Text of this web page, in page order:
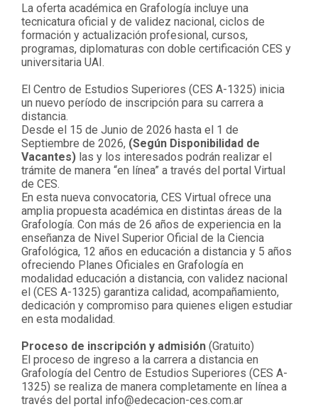
La oferta académica en Grafología incluye una
tecnicatura oficial y de validez nacional, ciclos de
formación y actualización profesional, cursos,
programas, diplomaturas con doble certificación CES y
universitaria UAI.
El Centro de Estudios Superiores (CES A-1325) inicia
un nuevo período de inscripción para su carrera a
distancia.
Desde el 15 de Junio de 2026 hasta el 1 de
Septiembre de 2026, (Según Disponibilidad de
Vacantes) las y los interesados podrán realizar el
trámite de manera “en línea” a través del portal Virtual
de CES.
En esta nueva convocatoria, CES Virtual ofrece una
amplia propuesta académica en distintas áreas de la
Grafología. Con más de 26 años de experiencia en la
enseñanza de Nivel Superior Oficial de la Ciencia
Grafológica, 12 años en educación a distancia y 5 años
ofreciendo Planes Oficiales en Grafología en
modalidad educación a distancia, con validez nacional
el (CES A-1325) garantiza calidad, acompañamiento,
dedicación y compromiso para quienes eligen estudiar
en esta modalidad.
Proceso de inscripción y admisión (Gratuito)
El proceso de ingreso a la carrera a distancia en
Grafología del Centro de Estudios Superiores (CES A-
1325) se realiza de manera completamente en línea a
través del portal info@edecacion-ces.com.ar